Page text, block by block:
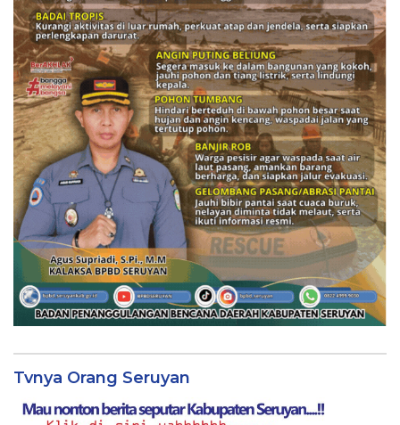
Tvnya Orang Seruyan